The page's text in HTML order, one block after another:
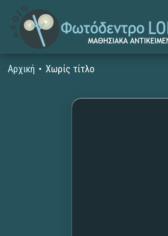
Αρχική Χωρίς τίτλο